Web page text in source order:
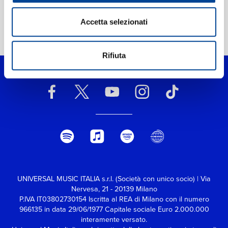
Accetta selezionati
Rifiuta
Home Classica > Shore: The Noble Wood (I Roderyn)
UNIVERSAL MUSIC ITALIA s.r.l. (Società con unico socio) | Via
Nervesa, 21 - 20139 Milano
P.IVA IT03802730154 Iscritta al REA di Milano con il numero
966135 in data 29/06/1977Capitale sociale Euro 2.000.000
interamente versato.